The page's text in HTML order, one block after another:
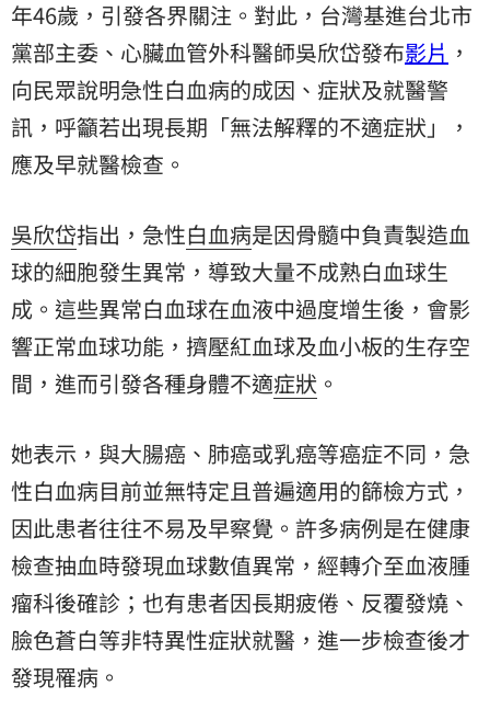
年46歲，引發各界關注。對此，台灣基進台北市
黨部主委、心臟血管外科醫師吳欣岱發布影片 ，
向民眾說明急性白血病的成因、症狀及就醫警
訊，呼籲若出現長期「無法解釋的不適症狀」，
應及早就醫檢查。
吳欣岱指出，急性白血病是因骨髓中負責製造血
球的細胞發生異常，導致大量不成熟白血球生
成。這些異常白血球在血液中過度增生後，會影
響正常血球功能，擠壓紅血球及血小板的生存空
間，進而引發各種身體不適症狀 。
她表示，與大腸癌、肺癌或乳癌等癌症不同，急
性白血病目前並無特定且普遍適用的篩檢方式，
因此患者往往不易及早察覺。許多病例是在健康
檢查抽血時發現血球數值異常，經轉介至血液腫
瘤科後確診；也有患者因長期疲倦、反覆發燒、
臉色蒼白等非特異性症狀就醫，進一步檢查後才
發現罹病。